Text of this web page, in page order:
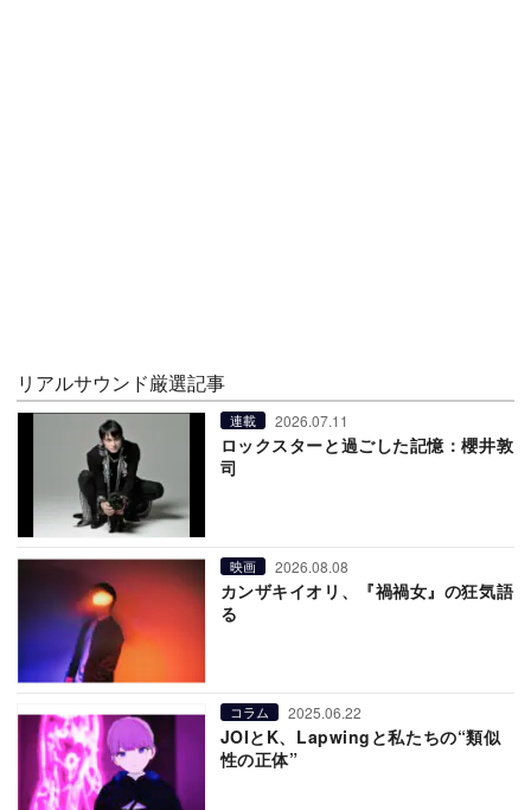
リアルサウンド厳選記事
連載 2026.07.11
ロックスターと過ごした記憶：櫻井敦
司
映画 2026.08.08
カンザキイオリ、『禍禍女』の狂気語
る
コラム 2025.06.22
JOIとK、Lapwingと私たちの“類似
性の正体”